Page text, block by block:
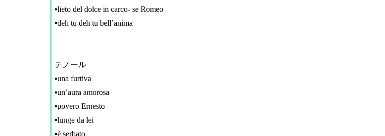
▪️lieto del dolce in carco- se Romeo
▪️deh tu deh tu bell’anima
テノール
▪️una furtiva
▪️un’aura amorosa
▪️povero Ernesto
▪️lunge da lei
▪️è serbato